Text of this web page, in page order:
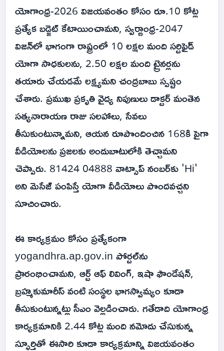
యోగాంధ్ర-2026 విజయవంతం కోసం రూ.10 కోట్ల
ప్రత్యేక బడ్జెట్ కేటాయించామని, స్వర్ణాంధ్ర-2047
విజన్‌లో భాగంగా రాష్ట్రంలో 10 లక్షల మంది సర్టిఫైడ్
యోగా సాధకులను, 2.50 లక్షల మంది ట్రైనర్లను
తయారు చేయడమే లక్ష్యమని చంద్రబాబు స్పష్టం
చేశారు. ప్రముఖ ప్రకృతి వైద్య నిపుణులు డాక్టర్ మంతెన
సత్యనారాయణ రాజు సలహాలు, సేవలు
తీసుకుంటున్నామని, ఆయన రూపొందించిన 168కి పైగా
వీడియోలను ప్రజలకు అందుబాటులోకి తెచ్చామని
చెప్పారు. 81424 04888 వాట్సాప్ నంబర్‌కు 'Hi'
అని మెసేజ్ పంపిస్తే యోగా వీడియోలు పొందవచ్చని
సూచించారు.
ఈ కార్యక్రమం కోసం ప్రత్యేకంగా
yogandhra.ap.gov.in పోర్టల్‌ను
ప్రారంభించామని, ఆర్ట్ ఆఫ్ లివింగ్, ఇషా ఫౌండేషన్,
బ్రహ్మకుమారీస్ వంటి సంస్థల భాగస్వామ్యం కూడా
తీసుకుంటున్నట్లు సీఎం వెల్లడించారు. గతేడాది యోగాంధ్ర
కార్యక్రమానికి 2.44 కోట్ల మంది నమోదు చేసుకున్న
స్ఫూర్తితో ఈసారి కూడా కార్యక్రమాన్ని విజయవంతం